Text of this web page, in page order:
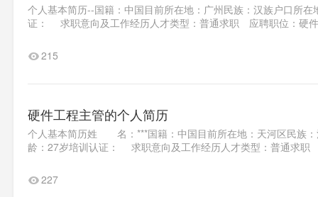
个人基本简历--国籍：中国目前所在地：广州民族：汉族户口所
证： 求职意向及工作经历人才类型：普通求职 应聘职位：硬
215
硬件工程主管的个人简历
个人基本简历姓 名：***国籍：中国目前所在地：天河区民族
龄：27岁培训认证： 求职意向及工作经历人才类型：普通求职
227